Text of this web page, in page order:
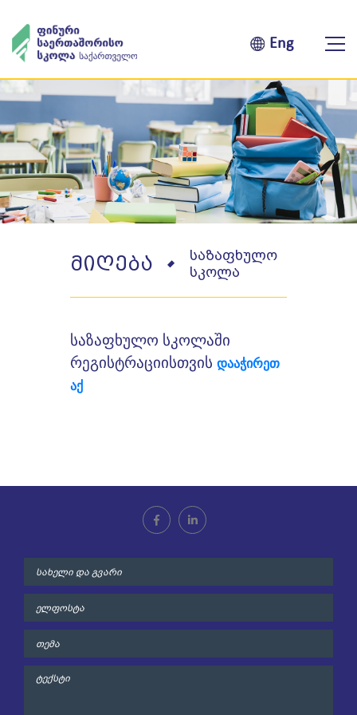
Eng
მიღება
საზაფხულო
სკოლა
საზაფხულო სკოლაში
რეგისტრაციისთვისდააჭირეთ
აქ